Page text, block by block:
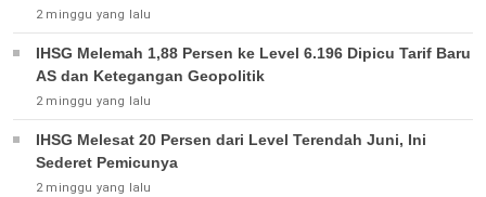
2 minggu yang lalu
IHSG Melemah 1,88 Persen ke Level 6.196 Dipicu Tarif Baru
AS dan Ketegangan Geopolitik
2 minggu yang lalu
IHSG Melesat 20 Persen dari Level Terendah Juni, Ini
Sederet Pemicunya
2 minggu yang lalu